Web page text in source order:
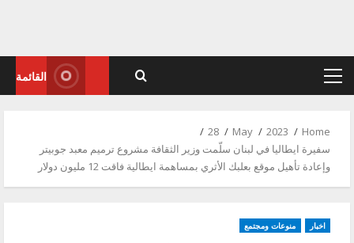
Primary
القائمة
Home
2023
May
28
سفيرة ايطاليا في لبنان سلّمت وزير الثقافة مشروع ترميم معبد جوبيتر
وإعادة تأهيل موقع بعلبك الأثري بمساهمة ايطالية فاقت 12 مليون دولار
اخبار منوعات ومجتمع